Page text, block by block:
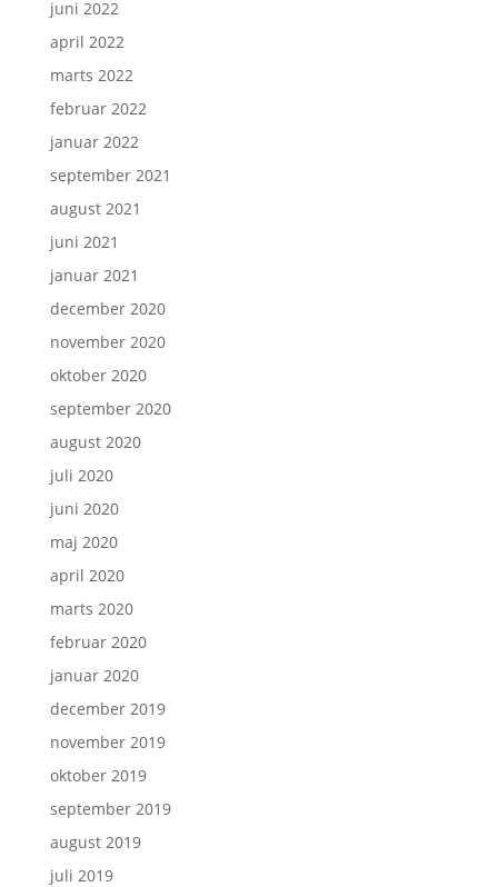
juni 2022
april 2022
marts 2022
februar 2022
januar 2022
september 2021
august 2021
juni 2021
januar 2021
december 2020
november 2020
oktober 2020
september 2020
august 2020
juli 2020
juni 2020
maj 2020
april 2020
marts 2020
februar 2020
januar 2020
december 2019
november 2019
oktober 2019
september 2019
august 2019
juli 2019